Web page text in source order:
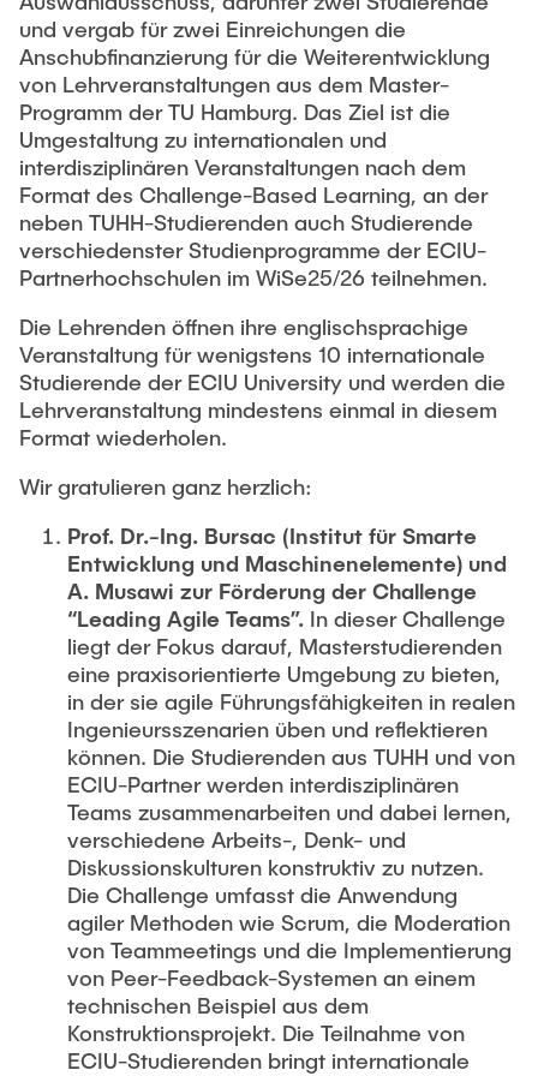
Lehre und Lernen
Best Practices Lehre
Hochschuldidaktik - ZLL
LearnING Center
Lehre im europäischen Verbund (ECIU)
WorkINGLab / Makerspace
Interdisziplinärer Workshop des FSP
„Biobasierte Prozesse und
Reaktortechnologien“
Forschung und Institute
Studienbereich FIT
Institute im Überblick
und vergab für zwei Einreichungen die
Anschubfinanzierung für die Weiterentwicklung
von Lehrveranstaltungen aus dem Master-
Programm der TU Hamburg. Das Ziel ist die
Umgestaltung zu internationalen und
interdisziplinären Veranstaltungen nach dem
Format des Challenge-Based Learning, an der
neben TUHH-Studierenden auch Studierende
verschiedenster Studienprogramme der ECIU-
Partnerhochschulen im WiSe25/26 teilnehmen.
Die Lehrenden öffnen ihre englischsprachige
Veranstaltung für wenigstens 10 internationale
Studierende der ECIU University und werden die
Lehrveranstaltung mindestens einmal in diesem
Format wiederholen.
Wir gratulieren ganz herzlich:
Prof. Dr.-Ing. Bursac (Institut für Smarte
Entwicklung und Maschinenelemente) und
A. Musawi zur Förderung der Challenge
“Leading Agile Teams”. In dieser Challenge
liegt der Fokus darauf, Masterstudierenden
eine praxisorientierte Umgebung zu bieten,
in der sie agile Führungsfähigkeiten in realen
Ingenieursszenarien üben und reflektieren
können. Die Studierenden aus TUHH und von
ECIU-Partner werden interdisziplinären
Teams zusammenarbeiten und dabei lernen,
verschiedene Arbeits-, Denk- und
Diskussionskulturen konstruktiv zu nutzen.
Die Challenge umfasst die Anwendung
agiler Methoden wie Scrum, die Moderation
von Teammeetings und die Implementierung
von Peer-Feedback-Systemen an einem
technischen Beispiel aus dem
Konstruktionsprojekt. Die Teilnahme von
ECIU-Studierenden bringt internationale